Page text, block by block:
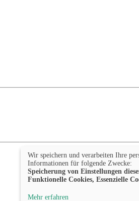
Wir speichern und verarbeiten Ihre
Informationen für folgende Zwecke:
Speicherung von Einstellungen
Funktionelle Cookies, Essenzielle
Mehr erfahren